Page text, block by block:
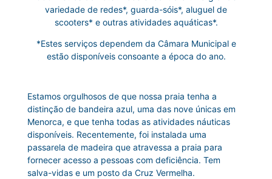
variedade de redes*, guarda-sóis*, aluguel de
scooters* e outras atividades aquáticas*.
*Estes serviços dependem da Câmara Municipal e
estão disponíveis consoante a época do ano.
Estamos orgulhosos de que nossa praia tenha a
distinção de bandeira azul, uma das nove únicas em
Menorca, e que tenha todas as atividades náuticas
disponíveis. Recentemente, foi instalada uma
passarela de madeira que atravessa a praia para
fornecer acesso a pessoas com deficiência. Tem
salva-vidas e um posto da Cruz Vermelha.